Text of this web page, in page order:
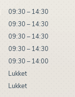
09:30 – 14:30
09:30 – 14:30
09:30 – 14:30
09:30 – 14:30
09:30 – 14:00
Lukket
Lukket